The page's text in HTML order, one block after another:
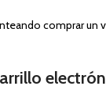
comprar